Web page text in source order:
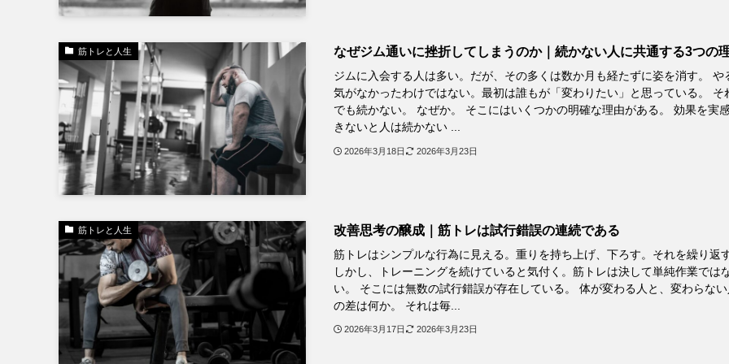
筋トレと人生 なぜジム通いに挫折してしまうのか｜続かない人に共通する3つの
ジムに入会する人は多い。だが、その多くは数か月も経たずに姿を消す。 や
気がなかったわけではない。最初は誰もが「変わりたい」と思っている。 そ
でも続かない。 なぜか。 そこにはいくつかの明確な理由がある。 効果を実
きないと人は続かない ...
2026年3月18日 2026年3月23日
筋トレと人生 改善思考の醸成｜筋トレは試行錯誤の連続である
筋トレはシンプルな行為に見える。重りを持ち上げ、下ろす。それを繰り返す
しかし、トレーニングを続けていると気付く。筋トレは決して単純作業では
い。 そこには無数の試行錯誤が存在している。 体が変わる人と、変わらない
の差は何か。 それは毎...
2026年3月17日 2026年3月23日